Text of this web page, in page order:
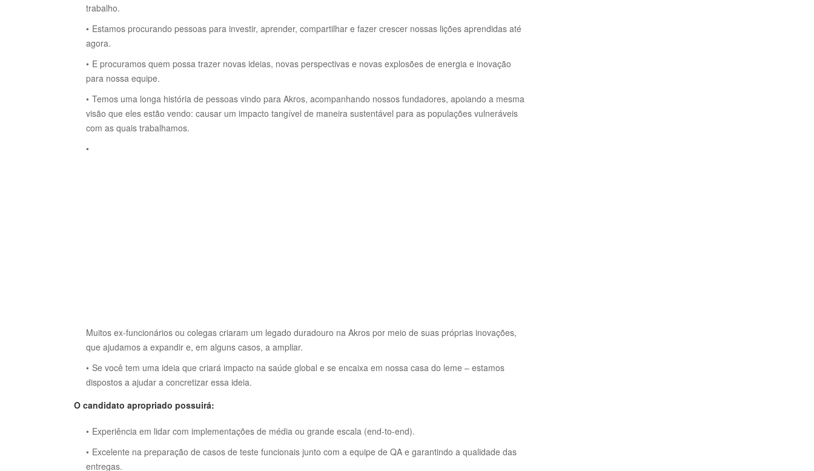
trabalho.
Estamos procurando pessoas para investir, aprender, compartilhar e fazer crescer nossas lições aprendidas até
agora.
E procuramos quem possa trazer novas ideias, novas perspectivas e novas explosões de energia e inovação
para nossa equipe.
Temos uma longa história de pessoas vindo para Akros, acompanhando nossos fundadores, apoiando a mesma
visão que eles estão vendo: causar um impacto tangível de maneira sustentável para as populações vulneráveis ​​
com as quais trabalhamos.
Muitos ex-funcionários ou colegas criaram um legado duradouro na Akros por meio de suas próprias inovações,
que ajudamos a expandir e, em alguns casos, a ampliar.
Se você tem uma ideia que criará impacto na saúde global e se encaixa em nossa casa do leme – estamos
dispostos a ajudar a concretizar essa ideia.
O candidato apropriado possuirá:
Experiência em lidar com implementações de média ou grande escala (end-to-end).
Excelente na preparação de casos de teste funcionais junto com a equipe de QA e garantindo a qualidade das
entregas.